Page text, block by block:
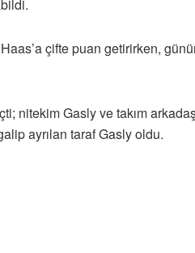
çifte puan getirirken,
nitekim Gasly ve takım
ayrılan taraf Gasly oldu.